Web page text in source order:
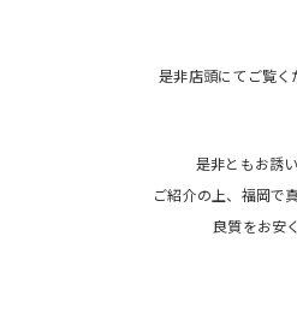
是非店頭にてご覧
是非ともお誘
ご紹介の上、福岡で
良質をお安